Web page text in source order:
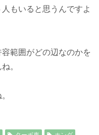
もいると思うんですよ
範囲がどの辺なのかを
。